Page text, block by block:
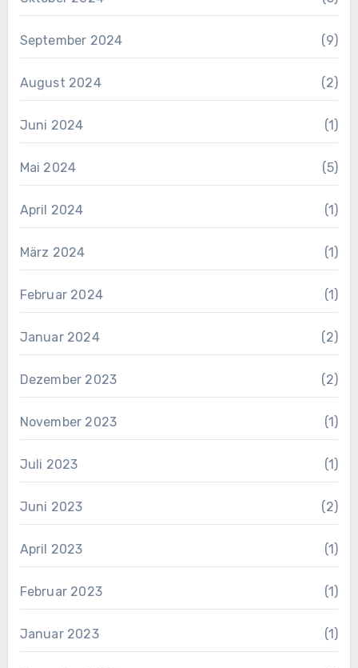
September 2024 (9)
August 2024 (2)
Juni 2024 (1)
Mai 2024 (5)
April 2024 (1)
März 2024 (1)
Februar 2024 (1)
Januar 2024 (2)
Dezember 2023 (2)
November 2023 (1)
Juli 2023 (1)
Juni 2023 (2)
April 2023 (1)
Februar 2023 (1)
Januar 2023 (1)